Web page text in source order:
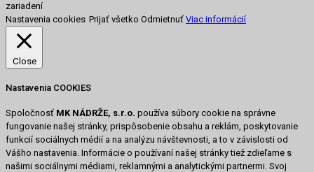
zariadení
Nastavenia cookies Prijať všetko Odmietnuť Viac informácií
Close
Nastavenia COOKIES
Spoločnosť MK NÁDRŽE, s.r.o. používa súbory cookie na správne
fungovanie našej stránky, prispôsobenie obsahu a reklám, poskytovanie
funkcií sociálnych médií a na analýzu návštevnosti, a to v závislosti od
Vášho nastavenia. Informácie o používaní našej stránky tiež zdieľame s
našimi sociálnymi médiami, reklamnými a analytickými partnermi. Svoj